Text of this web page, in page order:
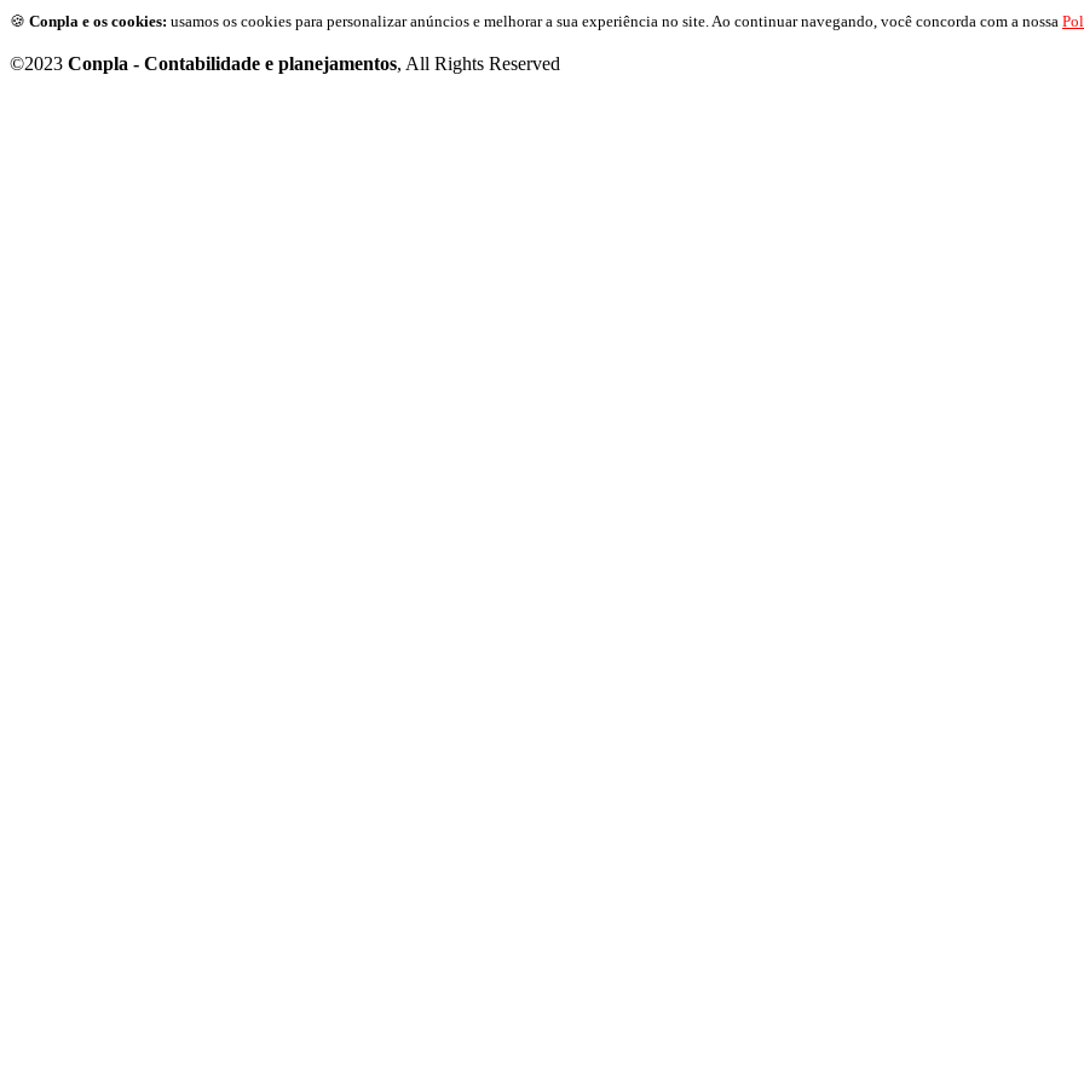
🍪 Conpla e os cookies: usamos os cookies para personalizar anúncios e melhorar a sua experiência no site. Ao continuar navegando, você concorda com a nossa
©2023 Conpla - Contabilidade e planejamentos, All Rights Reserved